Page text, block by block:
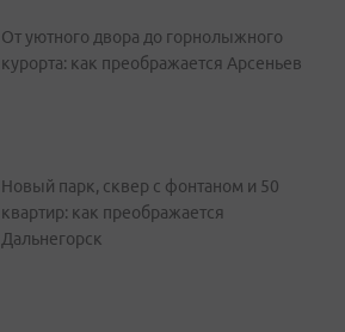
От уютного двора до горнолыжного
курорта: как преображается Арсеньев
Новый парк, сквер с фонтаном и 50
квартир: как преображается
Дальнегорск